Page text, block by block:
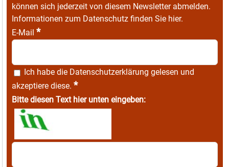
können sich jederzeit von diesem Newsletter abmelden.
Informationen zum Datenschutz finden Sie hier.
E-Mail *
Ich habe die Datenschutzerklärung gelesen und
akzeptiere diese. *
Bitte diesen Text hier unten eingeben: